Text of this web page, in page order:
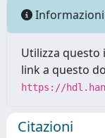
Informazioni
Utilizza
link a questo
https://
Citazioni